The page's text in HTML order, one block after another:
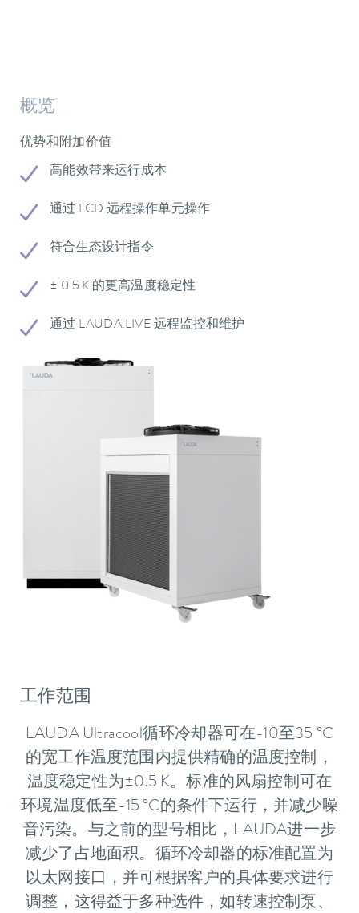
概览
优势和附加价值
高能效带来运行成本
通过 LCD 远程操作单元操作
符合生态设计指令
± 0.5 K 的更高温度稳定性
通过 LAUDA.LIVE 远程监控和维护
工作范围
LAUDA Ultracool循环冷却器可在-10至35 °C
的宽工作温度范围内提供精确的温度控制，
温度稳定性为±0.5 K。标准的风扇控制可在
环境温度低至-15 °C的条件下运行，并减少噪
音污染。与之前的型号相比，LAUDA进一步
减少了占地面积。循环冷却器的标准配置为
以太网接口，并可根据客户的具体要求进行
调整，这得益于多种选件，如转速控制泵、